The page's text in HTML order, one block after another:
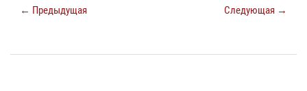
← Предыдущая Следующая →